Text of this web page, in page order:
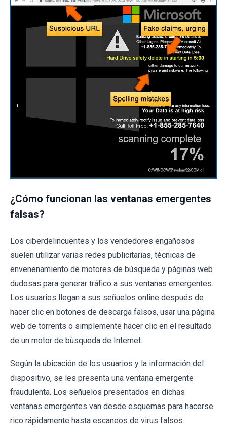
¿Cómo funcionan las ventanas emergentes
falsas?
Los ciberdelincuentes y los vendedores engañosos
suelen utilizar varias redes publicitarias, técnicas de
envenenamiento de motores de búsqueda y páginas web
dudosas para generar tráfico a sus ventanas emergentes.
Los usuarios llegan a sus señuelos online después de
hacer clic en botones de descarga falsos, usar una página
web de torrents o simplemente hacer clic en el resultado
de un motor de búsqueda de Internet.
Según la ubicación de los usuarios y la información del
dispositivo, se les presenta una ventana emergente
fraudulenta. Los señuelos presentados en dichas
ventanas emergentes van desde esquemas para hacerse
rico rápidamente hasta escaneos de virus falsos.